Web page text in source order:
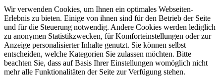
Wir verwenden Cookies, um Ihnen ein optimales Webseiten-
Erlebnis zu bieten. Einige von ihnen sind für den Betrieb der Seite
und für die Steuerung notwendig. Andere Cookies werden lediglich
zu anonymen Statistikzwecken, für Komforteinstellungen oder zur
Anzeige personalisierter Inhalte genutzt. Sie können selbst
entscheiden, welche Kategorien Sie zulassen möchten. Bitte
beachten Sie, dass auf Basis Ihrer Einstellungen womöglich nicht
mehr alle Funktionalitäten der Seite zur Verfügung stehen.